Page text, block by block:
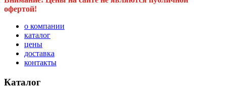
офертой!
о компании
каталог
цены
доставка
контакты
Каталог